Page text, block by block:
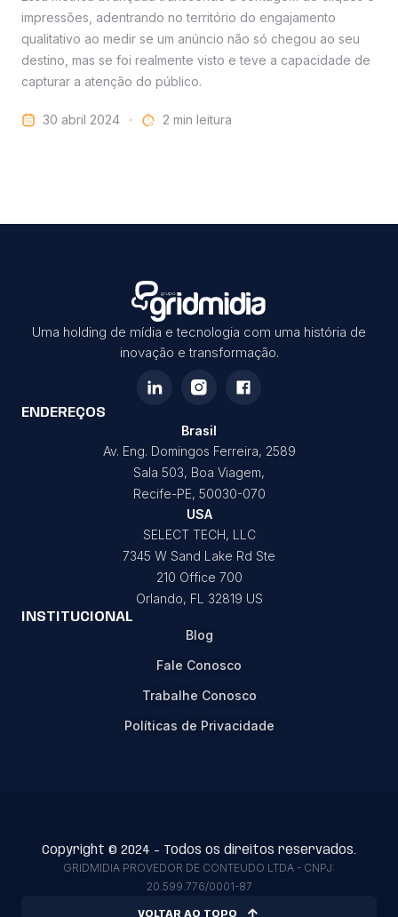
impressões, adentrando no território do engajamento
qualitativo ao medir se um anúncio não só chegou ao seu
destino, mas se foi realmente visto e teve a capacidade de
capturar a atenção do público.
30 abril 2024 leitura
Uma holding de mídia e tecnologia com uma história de
inovação e transformação.
ENDEREÇOS
Brasil
Av. Eng. Domingos Ferreira, 2589
Sala 503, Boa Viagem,
Recife-PE, 50030-070
USA
SELECT TECH, LLC
7345 W Sand Lake Rd Ste
210 Office 700
Orlando, FL 32819 US
INSTITUCIONAL
Blog
Fale Conosco
Trabalhe Conosco
Políticas de Privacidade
Copyright © 2024 - Todos os direitos reservados.
GRIDMIDIA PROVEDOR DE CONTEUDO LTDA - CNPJ:
20.599.776/0001-87
VOLTAR AO TOPO